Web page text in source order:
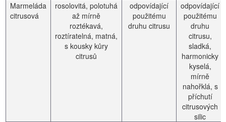
Marmeláda
citrusová
rosolovitá, polotuhá
až mírně
roztékavá,
roztíratelná, matná,
s kousky kůry
citrusů
odpovídající
použitému
druhu citrusu
odpovídající
použitému
druhu
citrusu,
sladká,
harmonicky
kyselá,
mírně
nahořklá, s
příchutí
citrusových
silic